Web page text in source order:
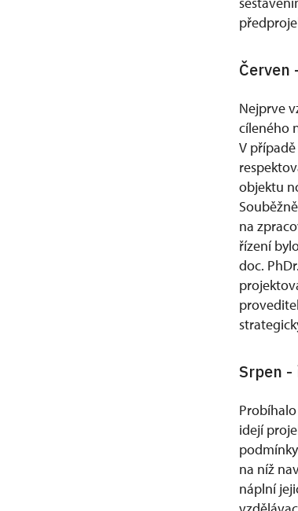
Červen
Nejprve
cíleného
V
objektu
na
řízení
doc.
Srpen
idejí
na níž
náplní